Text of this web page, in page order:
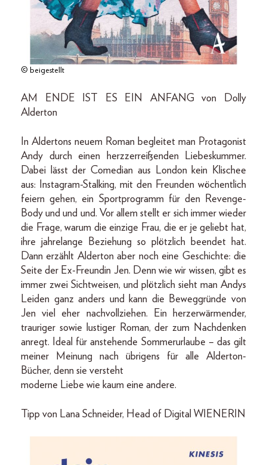
© beigestellt
AM ENDE IST ES EIN ANFANG von Dolly
Alderton
In Aldertons neuem Roman begleitet man Protagonist
Andy durch einen herzzerreißenden Liebeskummer.
Dabei lässt der Comedian aus London kein Klischee
aus: Instagram-Stalking, mit den Freunden wöchentlich
feiern gehen, ein Sportprogramm für den Revenge-
Body und und und. Vor allem stellt er sich immer wieder
die Frage, warum die einzige Frau, die er je geliebt hat,
ihre jahrelange Beziehung so plötzlich beendet hat.
Dann erzählt Alderton aber noch eine Geschichte: die
Seite der Ex-Freundin Jen. Denn wie wir wissen, gibt es
immer zwei Sichtweisen, und plötzlich sieht man Andys
Leiden ganz anders und kann die Beweggründe von
Jen viel eher nachvollziehen. Ein herzerwärmender,
trauriger sowie lustiger Roman, der zum Nachdenken
anregt. Ideal für anstehende Sommerurlaube – das gilt
meiner Meinung nach übrigens für alle Alderton-
Bücher, denn sie versteht
moderne Liebe wie kaum eine andere.
Tipp von Lana Schneider, Head of Digital WIENERIN